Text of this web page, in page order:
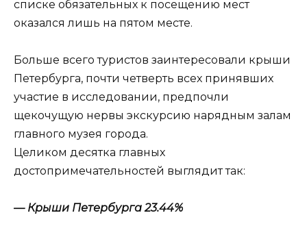
списке обязательных к посещению мест
оказался лишь на пятом месте.
Больше всего туристов заинтересовали крыши
Петербурга, почти четверть всех принявших
участие в исследовании, предпочли
щекочущую нервы экскурсию нарядным залам
главного музея города.
Целиком десятка главных
достопримечательностей выглядит так:
— Крыши Петербурга 23.44%